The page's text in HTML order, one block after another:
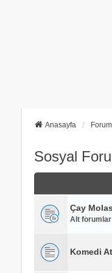
Anasayfa
Sosyal
Çay
Alt
Komedi